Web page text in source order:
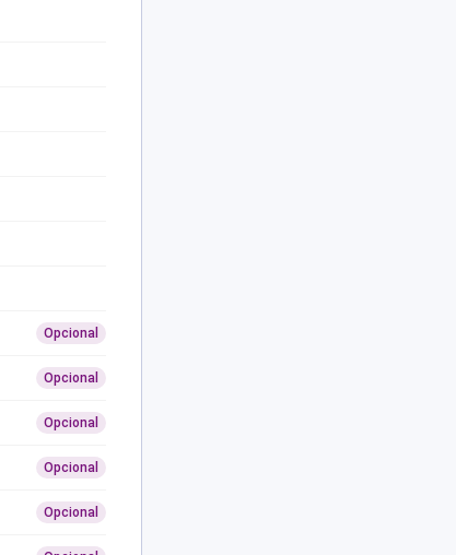
Opcional
Opcional
Opcional
Opcional
Opcional